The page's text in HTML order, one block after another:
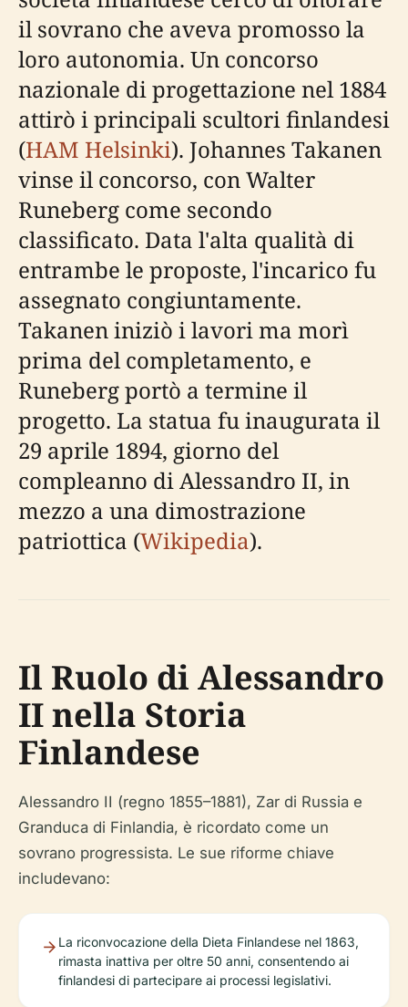
il sovrano che aveva promosso la
loro autonomia. Un concorso
nazionale di progettazione nel 1884
attirò i principali scultori finlandesi
(HAM Helsinki). Johannes Takanen
vinse il concorso, con Walter
Runeberg come secondo
classificato. Data l'alta qualità di
entrambe le proposte, l'incarico fu
assegnato congiuntamente.
Takanen iniziò i lavori ma morì
prima del completamento, e
Runeberg portò a termine il
progetto. La statua fu inaugurata il
29 aprile 1894, giorno del
compleanno di Alessandro II, in
mezzo a una dimostrazione
patriottica (Wikipedia).
Il Ruolo di Alessandro
II nella Storia
Finlandese
Alessandro II (regno 1855–1881), Zar di Russia e
Granduca di Finlandia, è ricordato come un
sovrano progressista. Le sue riforme chiave
includevano:
La riconvocazione della Dieta Finlandese nel 1863,
rimasta inattiva per oltre 50 anni, consentendo ai
finlandesi di partecipare ai processi legislativi.